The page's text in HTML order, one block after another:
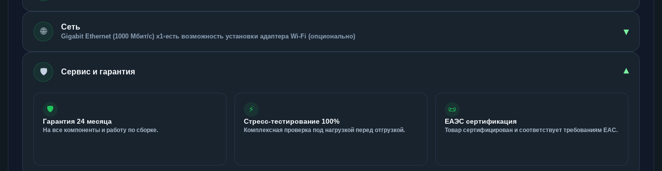
🌐 Сеть
Gigabit Ethernet (1000 Мбит/с) x1•есть возможность установки адаптера Wi-Fi (опционально) ▾
🛡️ Сервис и гарантия ▾
🛡️
Гарантия 24 месяца
На все компоненты и работу по сборке.
⚡
Стресс-тестирование 100%
Комплексная проверка под нагрузкой перед отгрузкой.
📜
ЕАЭС сертификация
Товар сертифицирован и соответствует требованиям ЕАС.